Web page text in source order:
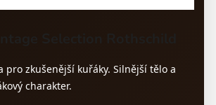
pro zkušenější kuřáky. Silnější tělo a
charakter.